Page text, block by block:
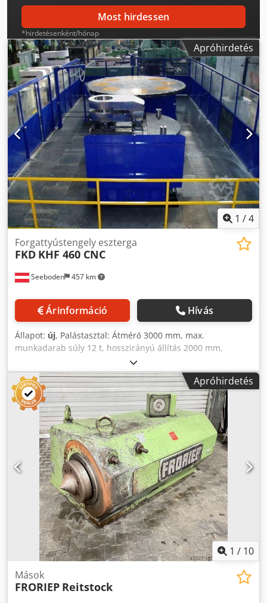
Most hirdessen
*hirdetésenként/hónap
Apróhirdetés
1 /4
Seeboden 457 km
Forgattyústengely eszterga
FKD KHF 460 CNC
Árinformáció Hívás
Állapot: új, Palástasztal: Átmérő 3000 mm, max.
munkadarab súly 12 t, hosszirányú állítás 2000 mm,
gyorsjárat 10 000 mm/perc, fokozatmentes előtolás 0–5000
mm/perc, max. nyomaték a palástasztalon 50 000 Nm,
fordulatszám – fokozatmentesen szabályozható 0–80
ford/perc. Maróegység: Maró átmérője 4600 mm,
maróhorony mélysége 1300 mm, a marógép axiális állítása
320 mm, axiális állítási sebesség a maróorsóhoz 0,5–140
mm/perc, maró pozícionálás 0,1 fok; fordulatszám
fokozatmentesen szabályozható 0,0–10 ford/perc, max.
nyomaték a marónál 315 000 Nm. Gyártva az EU-ban.
Cedpjwy Rxkjfx Ahijrf
Apróhirdetés
1 / 10
Mások
FRORIEP Reitstock